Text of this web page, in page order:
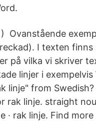
Ovanstående
I texten finns
på vilka vi skriver
linjer i
linje" from
rak linje. straight
· rak linje. Find